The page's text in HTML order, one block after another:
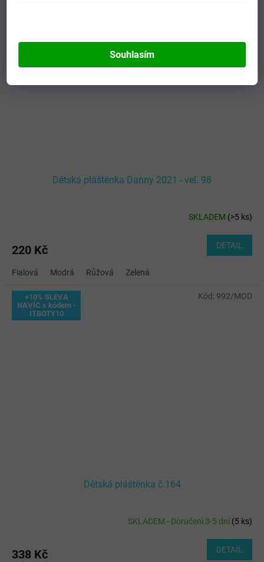
Souhlasím
Dětská pláštěnka Danny 2021 - vel. 98
SKLADEM (>5 ks)
220 Kč DETAIL
Fialová Modrá Růžová Zelená
+10% SLEVA
NAVÍC s kódem -
ITBOTY10
Dětská pláštěnka č.164
je
SKLADEM - Doručení 3-5 dní(5 ks)
338 Kč DETAIL
Kód: 992/MOD